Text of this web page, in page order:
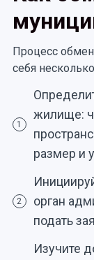
Процесс
себя
1
жилище:
размер и
2
орган
подать
Изучите